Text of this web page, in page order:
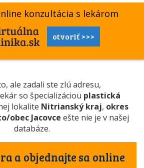
konzultácia s lekárom
otvoriť >>>
ale zadali ste zlú adresu,
so špecializáciou plastická
lokalite Nitrianský kraj, okres
obec Jacovce ešte nie je v našej
databáze.
a objednajte sa online